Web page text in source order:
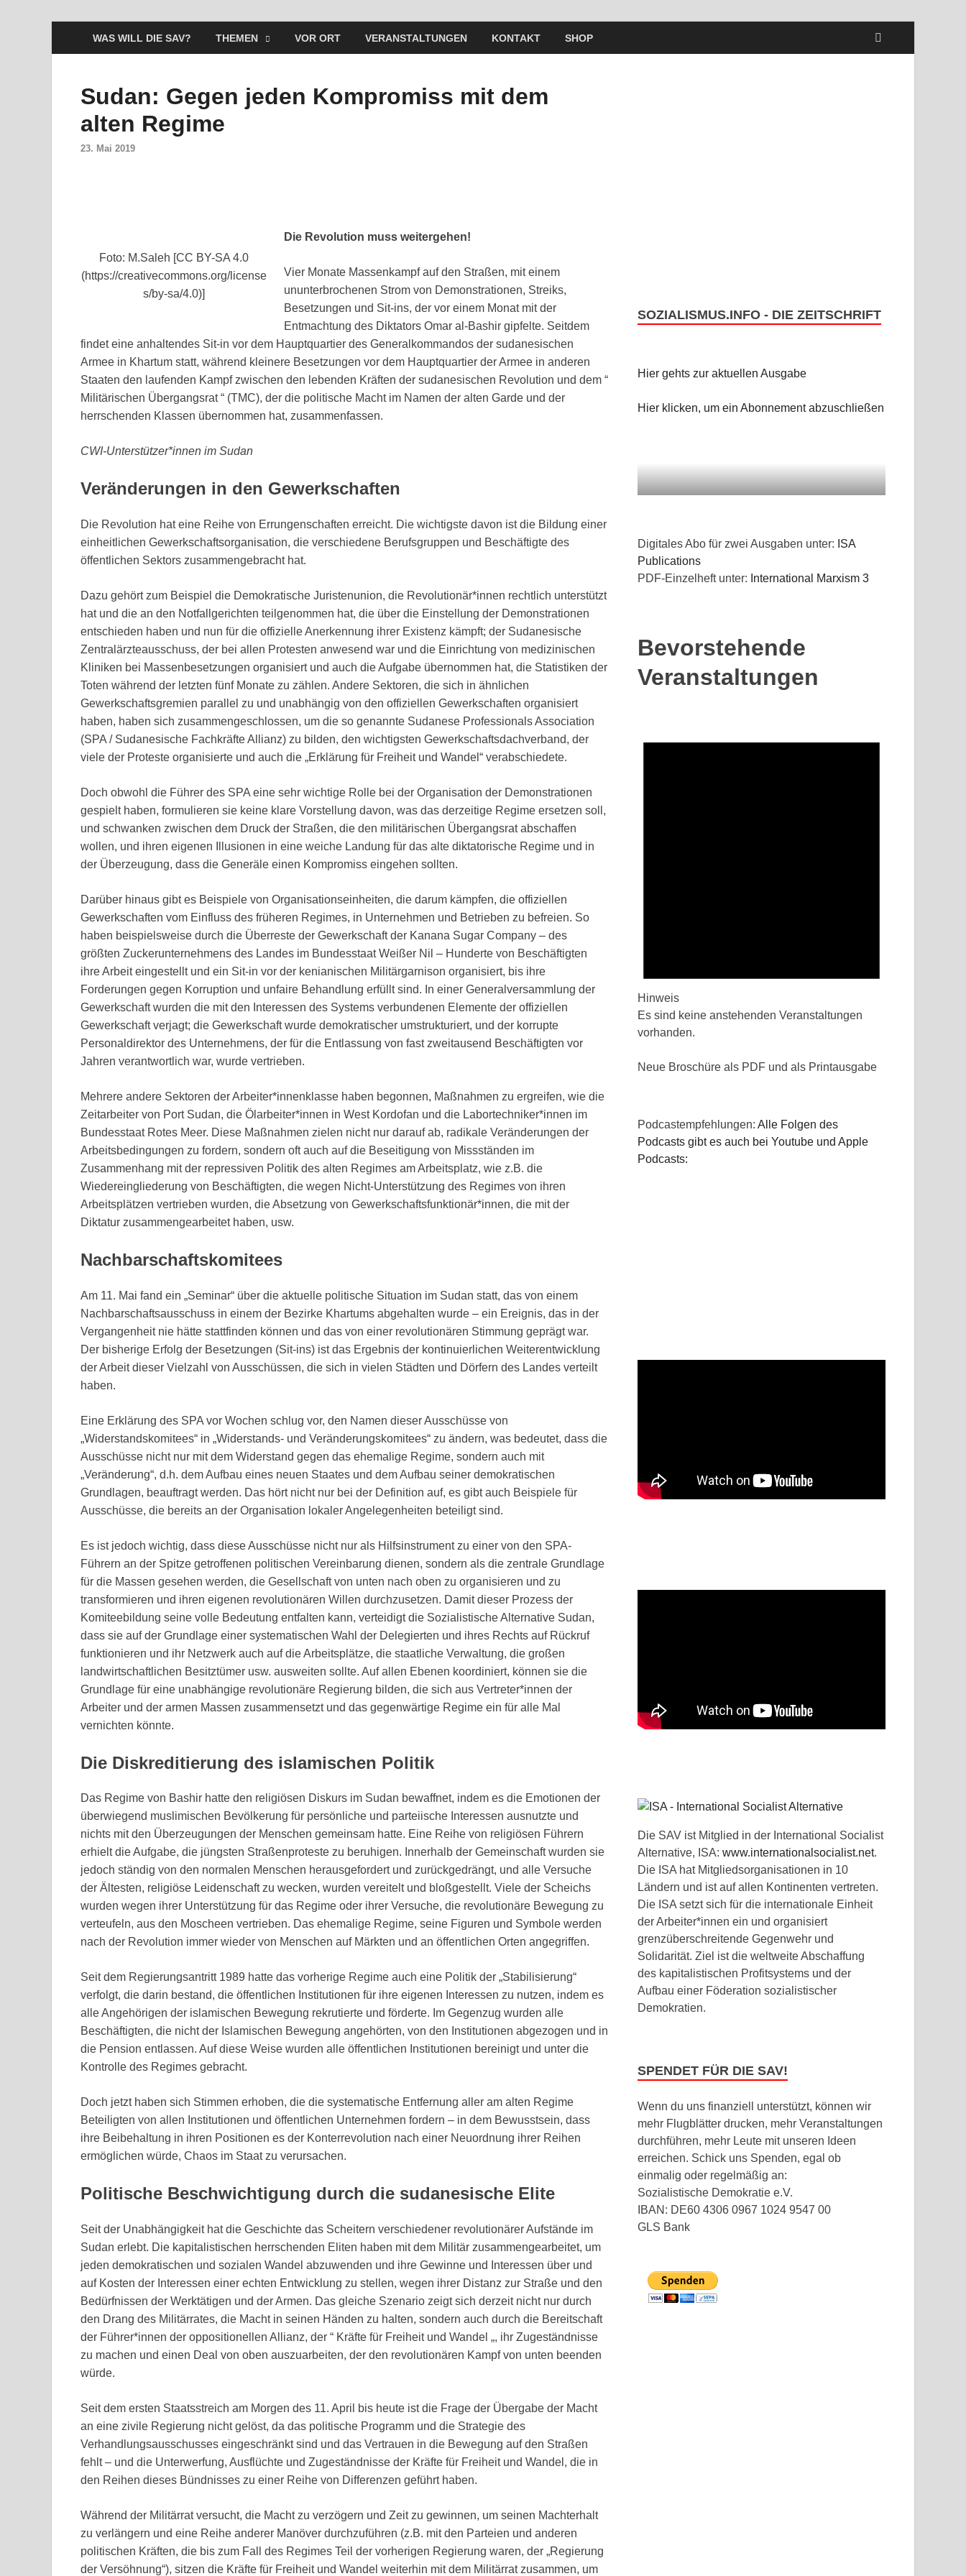
WAS WILL DIE SAV? THEMEN VOR ORT VERANSTALTUNGEN KONTAKT SHOP
Sudan: Gegen jeden Kompromiss mit dem
alten Regime
23. Mai 2019
Foto: M.Saleh [CC BY-SA 4.0
(https://creativecommons.org/license
s/by-sa/4.0)]
Die Revolution muss weitergehen!
Vier Monate Massenkampf auf den Straßen, mit einem
ununterbrochenen Strom von Demonstrationen, Streiks,
Besetzungen und Sit-ins, der vor einem Monat mit der
Entmachtung des Diktators Omar al-Bashir gipfelte. Seitdem
findet eine anhaltendes Sit-in vor dem Hauptquartier des Generalkommandos der sudanesischen
Armee in Khartum statt, während kleinere Besetzungen vor dem Hauptquartier der Armee in anderen
Staaten den laufenden Kampf zwischen den lebenden Kräften der sudanesischen Revolution und dem “
Militärischen Übergangsrat “ (TMC), der die politische Macht im Namen der alten Garde und der
herrschenden Klassen übernommen hat, zusammenfassen.
CWI-Unterstützer*innen im Sudan
Veränderungen in den Gewerkschaften
Die Revolution hat eine Reihe von Errungenschaften erreicht. Die wichtigste davon ist die Bildung einer
einheitlichen Gewerkschaftsorganisation, die verschiedene Berufsgruppen und Beschäftigte des
öffentlichen Sektors zusammengebracht hat.
Dazu gehört zum Beispiel die Demokratische Juristenunion, die Revolutionär*innen rechtlich unterstützt
hat und die an den Notfallgerichten teilgenommen hat, die über die Einstellung der Demonstrationen
entschieden haben und nun für die offizielle Anerkennung ihrer Existenz kämpft; der Sudanesische
Zentralärzteausschuss, der bei allen Protesten anwesend war und die Einrichtung von medizinischen
Kliniken bei Massenbesetzungen organisiert und auch die Aufgabe übernommen hat, die Statistiken der
Toten während der letzten fünf Monate zu zählen. Andere Sektoren, die sich in ähnlichen
Gewerkschaftsgremien parallel zu und unabhängig von den offiziellen Gewerkschaften organisiert
haben, haben sich zusammengeschlossen, um die so genannte Sudanese Professionals Association
(SPA / Sudanesische Fachkräfte Allianz) zu bilden, den wichtigsten Gewerkschaftsdachverband, der
viele der Proteste organisierte und auch die „Erklärung für Freiheit und Wandel“ verabschiedete.
Doch obwohl die Führer des SPA eine sehr wichtige Rolle bei der Organisation der Demonstrationen
gespielt haben, formulieren sie keine klare Vorstellung davon, was das derzeitige Regime ersetzen soll,
und schwanken zwischen dem Druck der Straßen, die den militärischen Übergangsrat abschaffen
wollen, und ihren eigenen Illusionen in eine weiche Landung für das alte diktatorische Regime und in
der Überzeugung, dass die Generäle einen Kompromiss eingehen sollten.
Darüber hinaus gibt es Beispiele von Organisationseinheiten, die darum kämpfen, die offiziellen
Gewerkschaften vom Einfluss des früheren Regimes, in Unternehmen und Betrieben zu befreien. So
haben beispielsweise durch die Überreste der Gewerkschaft der Kanana Sugar Company – des
größten Zuckerunternehmens des Landes im Bundesstaat Weißer Nil – Hunderte von Beschäftigten
ihre Arbeit eingestellt und ein Sit-in vor der kenianischen Militärgarnison organisiert, bis ihre
Forderungen gegen Korruption und unfaire Behandlung erfüllt sind. In einer Generalversammlung der
Gewerkschaft wurden die mit den Interessen des Systems verbundenen Elemente der offiziellen
Gewerkschaft verjagt; die Gewerkschaft wurde demokratischer umstrukturiert, und der korrupte
Personaldirektor des Unternehmens, der für die Entlassung von fast zweitausend Beschäftigten vor
Jahren verantwortlich war, wurde vertrieben.
Mehrere andere Sektoren der Arbeiter*innenklasse haben begonnen, Maßnahmen zu ergreifen, wie die
Zeitarbeiter von Port Sudan, die Ölarbeiter*innen in West Kordofan und die Labortechniker*innen im
Bundesstaat Rotes Meer. Diese Maßnahmen zielen nicht nur darauf ab, radikale Veränderungen der
Arbeitsbedingungen zu fordern, sondern oft auch auf die Beseitigung von Missständen im
Zusammenhang mit der repressiven Politik des alten Regimes am Arbeitsplatz, wie z.B. die
Wiedereingliederung von Beschäftigten, die wegen Nicht-Unterstützung des Regimes von ihren
Arbeitsplätzen vertrieben wurden, die Absetzung von Gewerkschaftsfunktionär*innen, die mit der
Diktatur zusammengearbeitet haben, usw.
Nachbarschaftskomitees
Am 11. Mai fand ein „Seminar“ über die aktuelle politische Situation im Sudan statt, das von einem
Nachbarschaftsausschuss in einem der Bezirke Khartums abgehalten wurde – ein Ereignis, das in der
Vergangenheit nie hätte stattfinden können und das von einer revolutionären Stimmung geprägt war.
Der bisherige Erfolg der Besetzungen (Sit-ins) ist das Ergebnis der kontinuierlichen Weiterentwicklung
der Arbeit dieser Vielzahl von Ausschüssen, die sich in vielen Städten und Dörfern des Landes verteilt
haben.
Eine Erklärung des SPA vor Wochen schlug vor, den Namen dieser Ausschüsse von
„Widerstandskomitees“ in „Widerstands- und Veränderungskomitees“ zu ändern, was bedeutet, dass die
Ausschüsse nicht nur mit dem Widerstand gegen das ehemalige Regime, sondern auch mit
„Veränderung“, d.h. dem Aufbau eines neuen Staates und dem Aufbau seiner demokratischen
Grundlagen, beauftragt werden. Das hört nicht nur bei der Definition auf, es gibt auch Beispiele für
Ausschüsse, die bereits an der Organisation lokaler Angelegenheiten beteiligt sind.
Es ist jedoch wichtig, dass diese Ausschüsse nicht nur als Hilfsinstrument zu einer von den SPA-
Führern an der Spitze getroffenen politischen Vereinbarung dienen, sondern als die zentrale Grundlage
für die Massen gesehen werden, die Gesellschaft von unten nach oben zu organisieren und zu
transformieren und ihren eigenen revolutionären Willen durchzusetzen. Damit dieser Prozess der
Komiteebildung seine volle Bedeutung entfalten kann, verteidigt die Sozialistische Alternative Sudan,
dass sie auf der Grundlage einer systematischen Wahl der Delegierten und ihres Rechts auf Rückruf
funktionieren und ihr Netzwerk auch auf die Arbeitsplätze, die staatliche Verwaltung, die großen
landwirtschaftlichen Besitztümer usw. ausweiten sollte. Auf allen Ebenen koordiniert, können sie die
Grundlage für eine unabhängige revolutionäre Regierung bilden, die sich aus Vertreter*innen der
Arbeiter und der armen Massen zusammensetzt und das gegenwärtige Regime ein für alle Mal
vernichten könnte.
Die Diskreditierung des islamischen Politik
Das Regime von Bashir hatte den religiösen Diskurs im Sudan bewaffnet, indem es die Emotionen der
überwiegend muslimischen Bevölkerung für persönliche und parteiische Interessen ausnutzte und
nichts mit den Überzeugungen der Menschen gemeinsam hatte. Eine Reihe von religiösen Führern
erhielt die Aufgabe, die jüngsten Straßenproteste zu beruhigen. Innerhalb der Gemeinschaft wurden sie
jedoch ständig von den normalen Menschen herausgefordert und zurückgedrängt, und alle Versuche
der Ältesten, religiöse Leidenschaft zu wecken, wurden vereitelt und bloßgestellt. Viele der Scheichs
wurden wegen ihrer Unterstützung für das Regime oder ihrer Versuche, die revolutionäre Bewegung zu
verteufeln, aus den Moscheen vertrieben. Das ehemalige Regime, seine Figuren und Symbole werden
nach der Revolution immer wieder von Menschen auf Märkten und an öffentlichen Orten angegriffen.
Seit dem Regierungsantritt 1989 hatte das vorherige Regime auch eine Politik der „Stabilisierung“
verfolgt, die darin bestand, die öffentlichen Institutionen für ihre eigenen Interessen zu nutzen, indem es
alle Angehörigen der islamischen Bewegung rekrutierte und förderte. Im Gegenzug wurden alle
Beschäftigten, die nicht der Islamischen Bewegung angehörten, von den Institutionen abgezogen und in
die Pension entlassen. Auf diese Weise wurden alle öffentlichen Institutionen bereinigt und unter die
Kontrolle des Regimes gebracht.
Doch jetzt haben sich Stimmen erhoben, die die systematische Entfernung aller am alten Regime
Beteiligten von allen Institutionen und öffentlichen Unternehmen fordern – in dem Bewusstsein, dass
ihre Beibehaltung in ihren Positionen es der Konterrevolution nach einer Neuordnung ihrer Reihen
ermöglichen würde, Chaos im Staat zu verursachen.
Politische Beschwichtigung durch die sudanesische Elite
Seit der Unabhängigkeit hat die Geschichte das Scheitern verschiedener revolutionärer Aufstände im
Sudan erlebt. Die kapitalistischen herrschenden Eliten haben mit dem Militär zusammengearbeitet, um
jeden demokratischen und sozialen Wandel abzuwenden und ihre Gewinne und Interessen über und
auf Kosten der Interessen einer echten Entwicklung zu stellen, wegen ihrer Distanz zur Straße und den
Bedürfnissen der Werktätigen und der Armen. Das gleiche Szenario zeigt sich derzeit nicht nur durch
den Drang des Militärrates, die Macht in seinen Händen zu halten, sondern auch durch die Bereitschaft
der Führer*innen der oppositionellen Allianz, der “ Kräfte für Freiheit und Wandel „, ihr Zugeständnisse
zu machen und einen Deal von oben auszuarbeiten, der den revolutionären Kampf von unten beenden
würde.
Seit dem ersten Staatsstreich am Morgen des 11. April bis heute ist die Frage der Übergabe der Macht
an eine zivile Regierung nicht gelöst, da das politische Programm und die Strategie des
Verhandlungsausschusses eingeschränkt sind und das Vertrauen in die Bewegung auf den Straßen
fehlt – und die Unterwerfung, Ausflüchte und Zugeständnisse der Kräfte für Freiheit und Wandel, die in
den Reihen dieses Bündnisses zu einer Reihe von Differenzen geführt haben.
Während der Militärrat versucht, die Macht zu verzögern und Zeit zu gewinnen, um seinen Machterhalt
zu verlängern und eine Reihe anderer Manöver durchzuführen (z.B. mit den Parteien und anderen
politischen Kräften, die bis zum Fall des Regimes Teil der vorherigen Regierung waren, der „Regierung
der Versöhnung“), sitzen die Kräfte für Freiheit und Wandel weiterhin mit dem Militärrat zusammen, um
SOZIALISMUS.INFO - DIE ZEITSCHRIFT
Hier gehts zur aktuellen Ausgabe
Hier klicken, um ein Abonnement abzuschließen
Digitales Abo für zwei Ausgaben unter: ISA
Publications
PDF-Einzelheft unter: International Marxism 3
Bevorstehende
Veranstaltungen
Hinweis
Es sind keine anstehenden Veranstaltungen
vorhanden.
Neue Broschüre als PDF und als Printausgabe
Podcastempfehlungen:Alle Folgen des
Podcasts gibt es auch bei Youtube und Apple
Podcasts:
Die SAV ist Mitglied in der International Socialist
Alternative, ISA:www.internationalsocialist.net.
Die ISA hat Mitgliedsorganisationen in 10
Ländern und ist auf allen Kontinenten vertreten.
Die ISA setzt sich für die internationale Einheit
der Arbeiter*innen ein und organisiert
grenzüberschreitende Gegenwehr und
Solidarität. Ziel ist die weltweite Abschaffung
des kapitalistischen Profitsystems und der
Aufbau einer Föderation sozialistischer
Demokratien.
SPENDET FÜR DIE SAV!
Wenn du uns finanziell unterstützt, können wir
mehr Flugblätter drucken, mehr Veranstaltungen
durchführen, mehr Leute mit unseren Ideen
erreichen. Schick uns Spenden, egal ob
einmalig oder regelmäßig an:
Sozialistische Demokratie e.V.
IBAN: DE60 4306 0967 1024 9547 00
GLS Bank